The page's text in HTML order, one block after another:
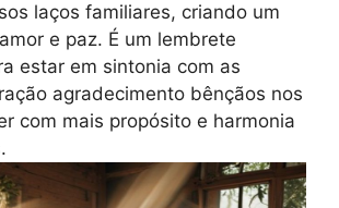
laços familiares, criando um
e paz. É um lembrete
estar em sintonia com as
agradecimento bênçãos nos
com mais propósito e harmonia